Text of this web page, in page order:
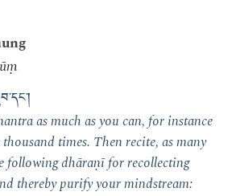
as much as you can, for instance
times. Then recite, as many
following dhāraṇī for recollecting
thereby purify your mindstream: